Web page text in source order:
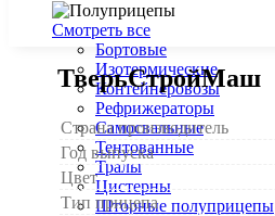
Смотреть все
Бортовые
Изотермические
Контейнеровозы
Рефрижераторы
Самосвальные
Тентованные
Тралы
Цистерны
Шторные полуприцепы
ТверьСтройМаш
Страна производитель
Год выпуска
Цвет
Тип прицепа